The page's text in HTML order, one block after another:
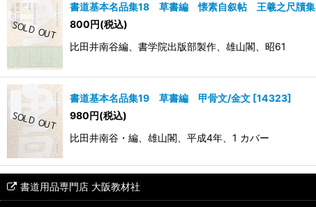
書道基本名品集18 草書編 懐素自叙帖 王羲之尺牘集
800円(税込)
比田井南谷編、書学院出版部製作、雄山閣、昭61
書道基本名品集19 草書編 甲骨文/金文 [14323]
980円(税込)
比田井南谷・編、雄山閣、平成4年、1 カバー
書道用品専門店 大阪教材社